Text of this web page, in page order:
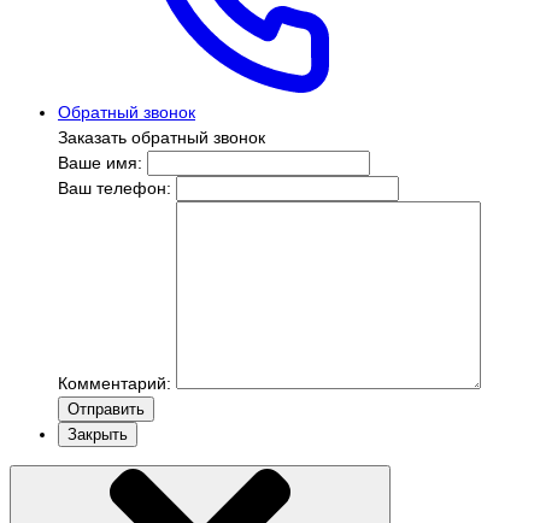
Обратный звонок
Заказать обратный звонок
Ваше имя:
Ваш телефон:
Комментарий:
Отправить
Закрыть